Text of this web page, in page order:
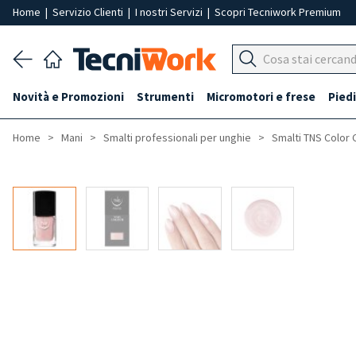
Home | Servizio Clienti | I nostri Servizi | Scopri Tecniwork Premium
Novità e Promozioni Strumenti Micromotori e frese Piedi
Home Mani Smalti professionali per unghie Smalti TNS Color